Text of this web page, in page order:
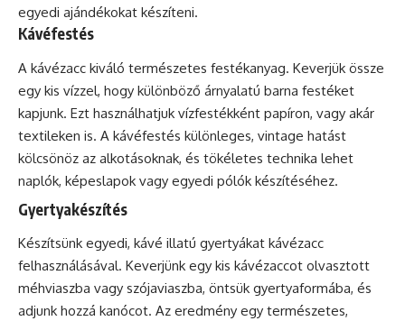
egyedi ajándékokat készíteni.
Kávéfestés
A kávézacc kiváló természetes festékanyag. Keverjük össze
egy kis vízzel, hogy különböző árnyalatú barna festéket
kapjunk. Ezt használhatjuk vízfestékként papíron, vagy akár
textileken is. A kávéfestés különleges, vintage hatást
kölcsönöz az alkotásoknak, és tökéletes technika lehet
naplók, képeslapok vagy egyedi pólók készítéséhez.
Gyertyakészítés
Készítsünk egyedi, kávé illatú gyertyákat kávézacc
felhasználásával. Keverjünk egy kis kávézaccot olvasztott
méhviaszba vagy szójaviaszba, öntsük gyertyaformába, és
adjunk hozzá kanócot. Az eredmény egy természetes,